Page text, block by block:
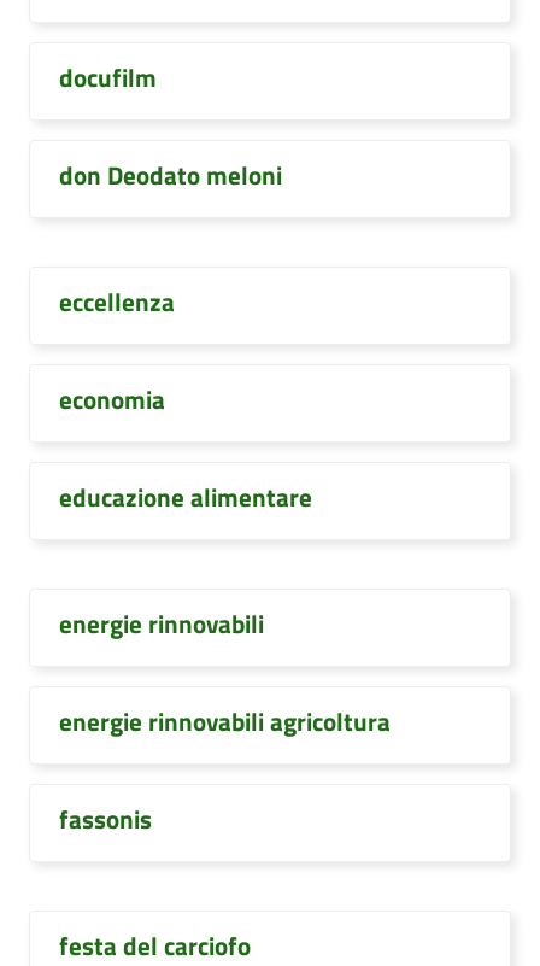
docufilm
don Deodato meloni
eccellenza
economia
educazione alimentare
energie rinnovabili
energie rinnovabili agricoltura
fassonis
festa del carciofo